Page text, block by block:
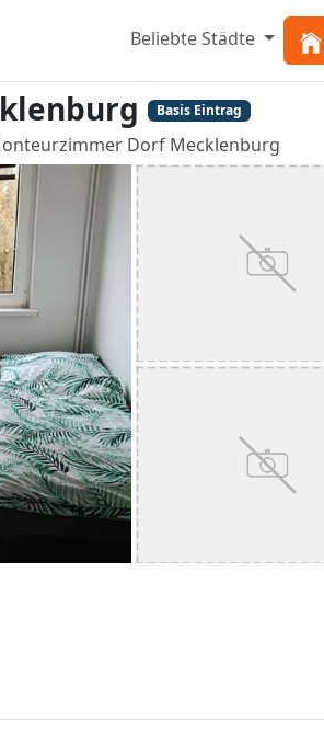
Beliebte Städte
Basis Eintrag
Dorf Mecklenburg